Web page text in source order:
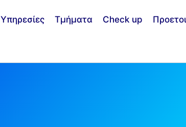
Υπηρεσίες Τμήματα Check up